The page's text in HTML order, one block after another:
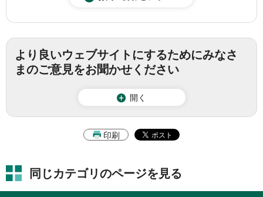
より良いウェブサイトにするためにみなさ
まのご意見をお聞かせください
開く
印刷
同じカテゴリのページを見る